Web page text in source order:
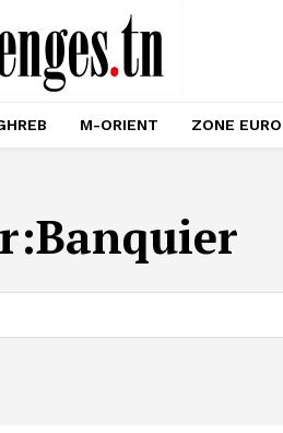
M-ORIENT ZONE EURO
Banquier